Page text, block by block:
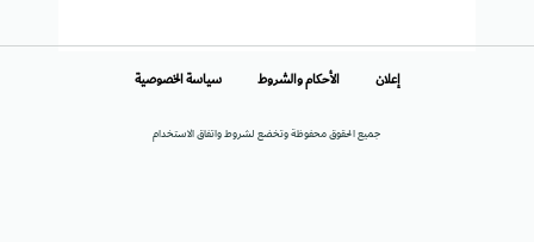
جميع الحقوق محفوظة وتخضع لشروط واتفاق الاستخدام
إعلان الأحكام والشروط سياسة الخصوصية